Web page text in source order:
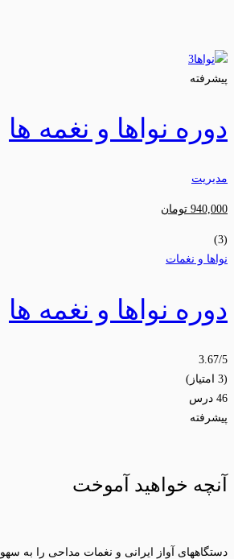
پیشرفته
دوره نواها و نغمه ها
مدیریت
940,000 تومان
(3)
نواها و نغمات
دوره نواها و نغمه ها
3.67/5
(3 امتیاز)
46 درس
پیشرفته
آنچه خواهید آموخت
دستگاههای آواز ایرانی و نغمات مداحی را به